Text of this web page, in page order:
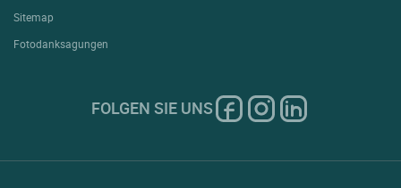
Sitemap
Fotodanksagungen
FOLGEN SIE UNS